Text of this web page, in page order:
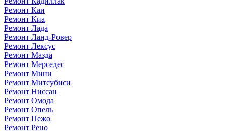
Ремонт Каи
Ремонт Киа
Ремонт Лада
Ремонт Ланд-Ровер
Ремонт Лексус
Ремонт Мазда
Ремонт Мерседес
Ремонт Мини
Ремонт Митсубиси
Ремонт Ниссан
Ремонт Омода
Ремонт Опель
Ремонт Пежо
Ремонт Рено